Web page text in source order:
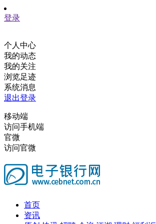
登录
个人中心
我的动态
我的关注
浏览足迹
系统消息
退出登录
移动端
访问手机端
官微
访问官微
首页
资讯